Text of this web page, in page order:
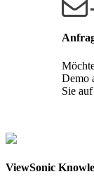
Demo
Sie
ViewSonic